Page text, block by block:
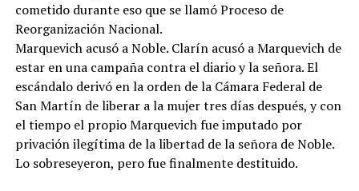
cometido durante eso que se llamó Proceso de
Reorganización Nacional.
Marquevich acusó a Noble. Clarín acusó a Marquevich de
estar en una campaña contra el diario y la señora. El
escándalo derivó en la orden de la Cámara Federal de
San Martín de liberar a la mujer tres días después, y con
el tiempo el propio Marquevich fue imputado por
privación ilegítima de la libertad de la señora de Noble.
Lo sobreseyeron, pero fue finalmente destituido.